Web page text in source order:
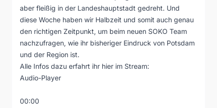
aber fleißig in der Landeshauptstadt gedreht. Und
diese Woche haben wir Halbzeit und somit auch genau
den richtigen Zeitpunkt, um beim neuen SOKO Team
nachzufragen, wie ihr bisheriger Eindruck von Potsdam
und der Region ist.
Alle Infos dazu erfahrt ihr hier im Stream:
Audio-Player
00:00